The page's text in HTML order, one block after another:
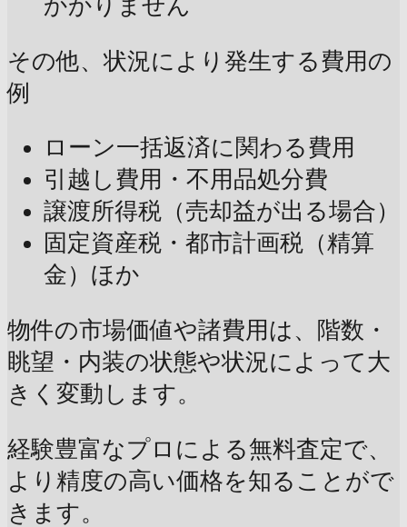
かかりません
その他、状況により発生する費用の
例
ローン一括返済に関わる費用
引越し費用・不用品処分費
譲渡所得税（売却益が出る場合）
固定資産税・都市計画税（精算
金）ほか
物件の市場価値や諸費用は、階数・
眺望・内装の状態や状況によって大
きく変動します。
経験豊富なプロによる無料査定で、
より精度の高い価格を知ることがで
きます。